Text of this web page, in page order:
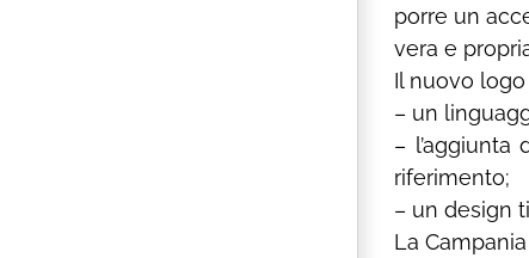
porre un
vera e
Il nuovo
– un
– l’aggiunta
riferimento;
– un design
La